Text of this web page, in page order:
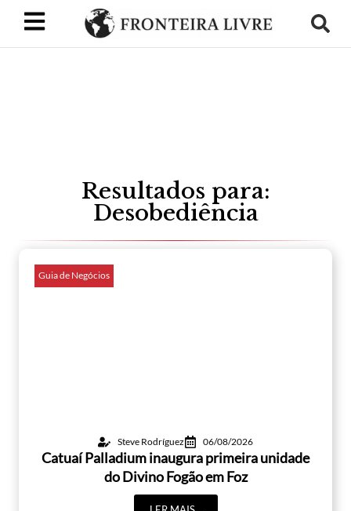
Resultados para:
Desobediência
Guia de Negócios
Steve Rodríguez 06/08/2026
Catuaí Palladium inaugura primeira unidade
do Divino Fogão em Foz